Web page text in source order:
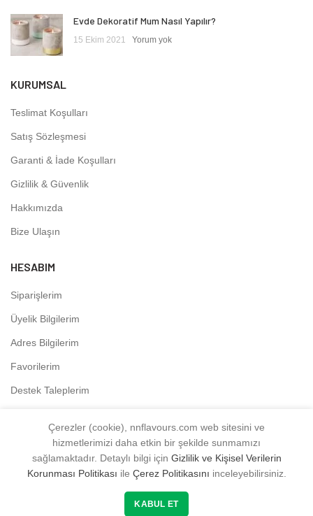
Evde Dekoratif Mum Nasıl Yapılır?
15 Ekim 2021 Yorum yok
KURUMSAL
Teslimat Koşulları
Satış Sözleşmesi
Garanti & İade Koşulları
Gizlilik & Güvenlik
Hakkımızda
Bize Ulaşın
HESABIM
Siparişlerim
Üyelik Bilgilerim
Adres Bilgilerim
Favorilerim
Destek Taleplerim
NNFLAVOURS 2021 - Tüm Hakları Saklıdır.
Çerezler (cookie), nnflavours.com web sitesini ve
hizmetlerimizi daha etkin bir şekilde sunmamızı
sağlamaktadır. Detaylı bilgi için Gizlilik ve Kişisel Verilerin
Korunması Politikası ile Çerez Politikasını inceleyebilirsiniz.
KABUL ET